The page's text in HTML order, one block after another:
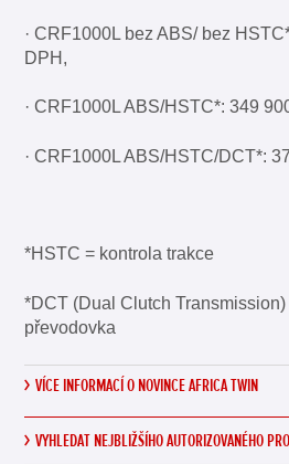
· CRF1000L bez ABS/ bez
DPH,
· CRF1000L ABS/HSTC*: 349
· CRF1000L ABS/HSTC/DCT*:
*HSTC = kontrola trakce
*DCT (Dual Clutch
převodovka
VÍCE INFORMACÍ O NOVINCE AFRICA TWIN
VYHLEDAT NEJBLIŽŠÍHO AUTORIZOVANÉHO